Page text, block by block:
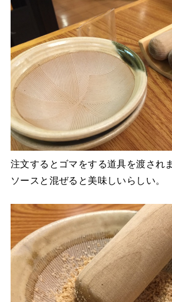
注文するとゴマをする道具を渡され
ソースと混ぜると美味しいらしい。